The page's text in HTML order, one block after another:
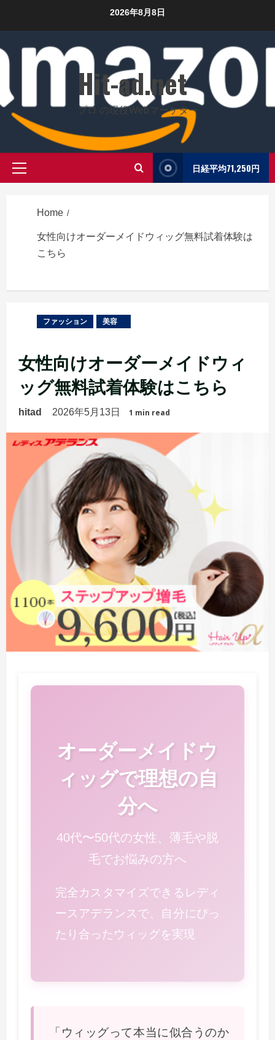
2026年8月8日
Hit-ad.net
プロ の現役Webマーケター
Primary
日経平均71,250円
Home
女性向けオーダーメイドウィッグ無料試着体験は
こちら
ファッション 美容
女性向けオーダーメイドウィ
ッグ無料試着体験はこちら
hitad 2026年5月13日 1 min read
オーダーメイドウ
ィッグで理想の自
分へ
40代〜50代の女性、薄毛や脱
毛でお悩みの方へ
完全カスタマイズできるレディ
ースアデランスで、自分にぴっ
たり合ったウィッグを実現
「ウィッグって本当に似合うのか